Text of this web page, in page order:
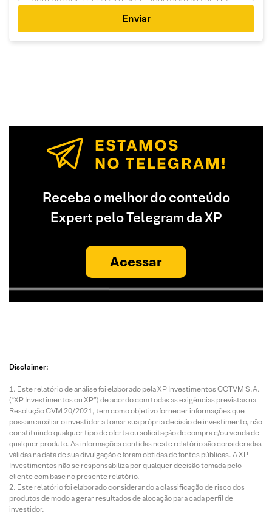
Enviar
Receba o melhor do conteúdo
Expert pelo Telegram da XP
Acessar
Disclaimer:
Este relatório de análise foi elaborado pela XP Investimentos CCTVM S.A.
(“XP Investimentos ou XP”) de acordo com todas as exigências previstas na
Resolução CVM 20/2021, tem como objetivo fornecer informações que
possam auxiliar o investidor a tomar sua própria decisão de investimento, não
constituindo qualquer tipo de oferta ou solicitação de compra e/ou venda de
qualquer produto. As informações contidas neste relatório são consideradas
válidas na data de sua divulgação e foram obtidas de fontes públicas. A XP
Investimentos não se responsabiliza por qualquer decisão tomada pelo
cliente com base no presente relatório.
Este relatório foi elaborado considerando a classificação de risco dos
produtos de modo a gerar resultados de alocação para cada perfil de
investidor.